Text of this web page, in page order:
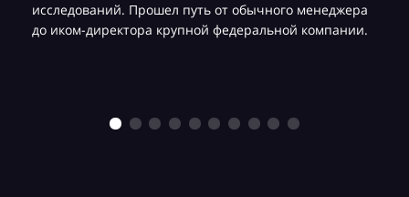
исследований. Прошел путь от обычного менеджера
до иком-директора крупной федеральной компании.